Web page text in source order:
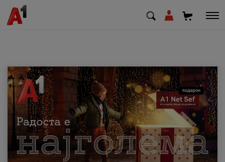
МК EN SQ
Приватни Деловни